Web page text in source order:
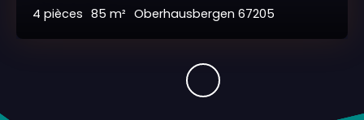
4 pièces 85 m² Oberhausbergen 67205